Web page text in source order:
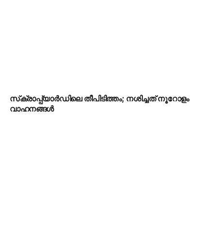
സ്‌ക്രാപ്പ്‌യാർഡിലെ തീപിടിത്തം; നശിച്ചത് നൂറോളം
വാഹനങ്ങൾ